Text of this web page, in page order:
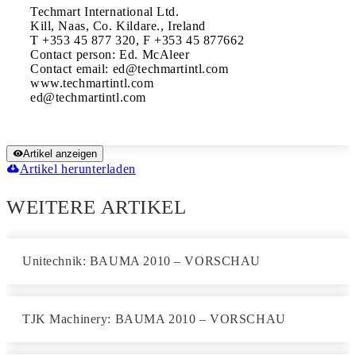
Techmart International Ltd.
Kill, Naas, Co. Kildare., Ireland
T +353 45 877 320, F +353 45 877662
Contact person: Ed. McAleer
Contact email: ed@techmartintl.com
www.techmartintl.com
Artikel anzeigen
Artikel herunterladen
WEITERE ARTIKEL
Unitechnik: BAUMA 2010 – VORSCHAU
TJK Machinery: BAUMA 2010 – VORSCHAU